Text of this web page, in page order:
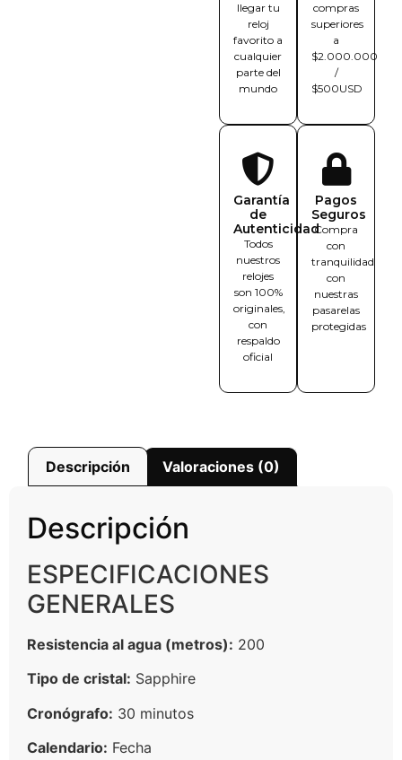
llegar tu
reloj
favorito a
cualquier
parte del
mundo
compras
superiores
a
$2.000.000
/
$500USD
Garantía
de
Autenticidad
Todos
nuestros
relojes
son 100%
originales,
con
respaldo
oficial
Pagos
Seguros
Compra
con
tranquilidad
con
nuestras
pasarelas
protegidas
Descripción Valoraciones (0)
Descripción
ESPECIFICACIONES
GENERALES
Resistencia al agua (metros): 200
Tipo de cristal: Sapphire
Cronógrafo: 30 minutos
Calendario: Fecha